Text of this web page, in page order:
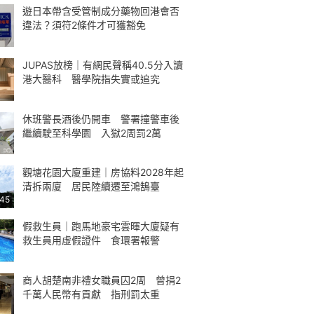
遊日本帶含受管制成分藥物回港會否
違法？須符2條件才可獲豁免
JUPAS放榜｜有網民聲稱40.5分入讀
港大醫科 醫學院指失實或追究
休班警長酒後仍開車 警署撞警車後
繼續駛至科學園 入獄2周罰2萬
觀塘花園大廈重建｜房協料2028年起
清拆兩廈 居民陸續遷至鴻鵠臺
假救生員｜跑馬地豪宅雲暉大廈疑有
救生員用虛假證件 食環署報警
商人胡楚南非禮女職員囚2周 曾捐2
千萬人民幣有貢獻 指刑罰太重